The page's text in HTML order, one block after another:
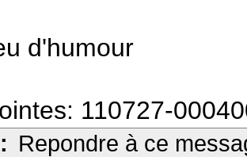
d'humour
110727-
Repondre à ce